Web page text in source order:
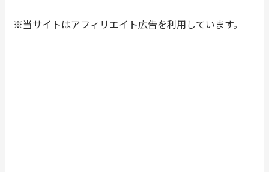
※当サイトはアフィリエイト広告を利用しています。